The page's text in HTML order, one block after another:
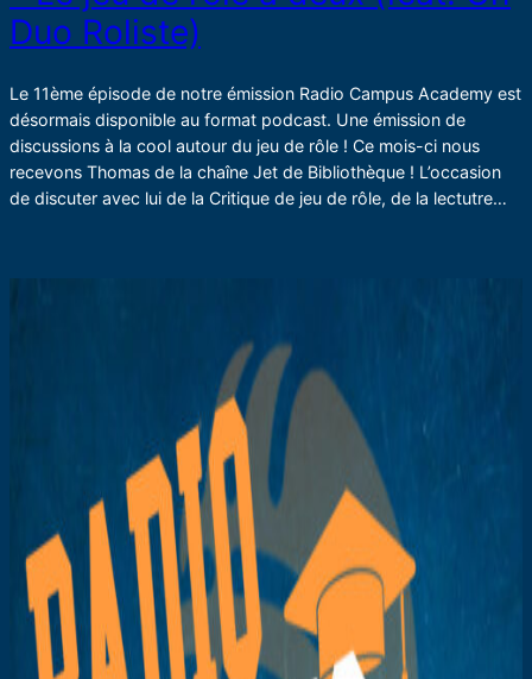
Duo Roliste)
Le 11ème épisode de notre émission Radio Campus Academy est
désormais disponible au format podcast. Une émission de
discussions à la cool autour du jeu de rôle ! Ce mois-ci nous
recevons Thomas de la chaîne Jet de Bibliothèque ! L’occasion
de discuter avec lui de la Critique de jeu de rôle, de la lectutre…